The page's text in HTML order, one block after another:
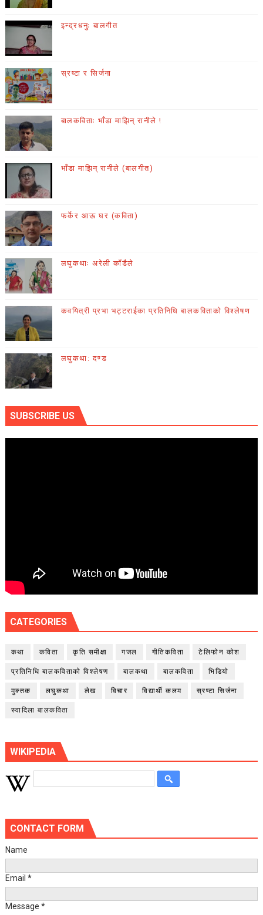
इन्द्रधनुः बालगीत
स्रष्टा र सिर्जना
बालकविताः भाँडा माझिन् रानीले !
भाँडा माझिन् रानीले (बालगीत)
फर्केर आऊ घर (कविता)
लघुकथाः अरेली काँडैले
कवयित्री प्रभा भट्टराईका प्रतिनिधि बालकविताको विश्लेषण
लघुकथा: दण्ड
SUBSCRIBE US
CATEGORIES
कथा कविता कृति समीक्षा गजल गीतिकविता टेलिफोन कोश
प्रतिनिधि बालकविताको विश्लेषण बालकथा बालकविता भिडियो
मुक्तक लघुकथा लेख विचार विद्यार्थी कलम स्रष्टा सिर्जना
स्वादिला बालकविता
WIKIPEDIA
CONTACT FORM
Name
Email *
Message *